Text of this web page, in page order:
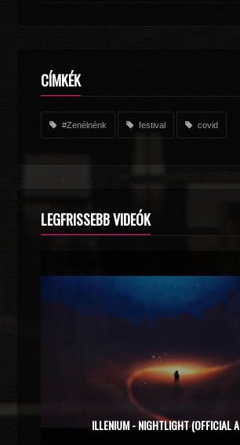
CÍMKÉK
#Zenélnénk festival covid
LEGFRISSEBB VIDEÓK
ILLENIUM - NIGHTLIGHT (OFFICIAL
ZOLI VEKONY X CALIDORA - MINDIG NYÁR
MUSIC